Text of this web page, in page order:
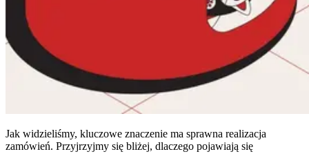
Jak widzieliśmy, kluczowe znaczenie ma sprawna realizacja
zamówień. Przyjrzyjmy się bliżej, dlaczego pojawiają się